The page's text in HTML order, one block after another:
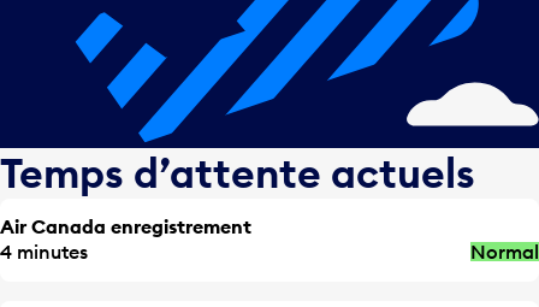
Temps d’attente actuels
Air Canada enregistrement
4 minutes
Normal